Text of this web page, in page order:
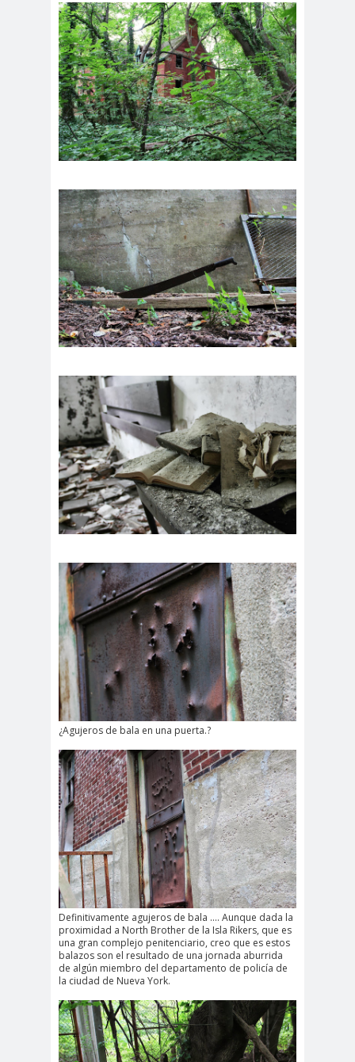
¿Agujeros de bala en una puerta.?
Definitivamente agujeros de bala .... Aunque dada la
proximidad a North Brother de la Isla Rikers, que es
una gran complejo penitenciario, creo que es estos
balazos son el resultado de una jornada aburrida
de algún miembro del departamento de policía de
la ciudad de Nueva York.